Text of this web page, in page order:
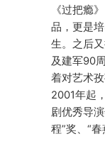
《过把瘾
品，更是
生。之后
及建军90
着对艺术
2001年起
剧优秀导
程”奖、“